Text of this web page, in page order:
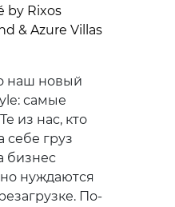
by Rixos
& Azure Villas
наш новый
самые
из нас, кто
себе груз
бизнес
нуждаются
По-